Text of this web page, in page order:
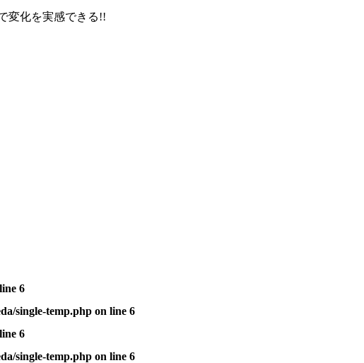
6
single-temp.php on line 6
6
single-temp.php on line 6